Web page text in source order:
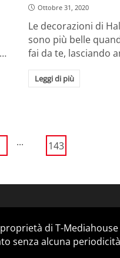
Ottobre 31, 2020
Le decorazioni di
sono più belle
fai da te, lasciando
Leggi di più
... 143
di T-
senza alcuna